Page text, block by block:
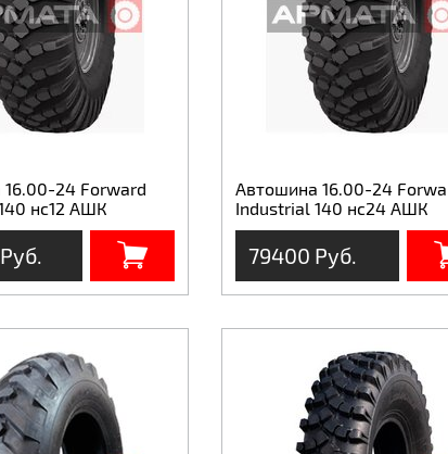
24 Forward
нс12 АШК
Автошина 16.00-24
Industrial 140 нс24 АШК
79400 Руб.